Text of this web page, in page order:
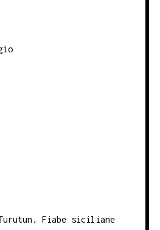
Fiabe siciliane